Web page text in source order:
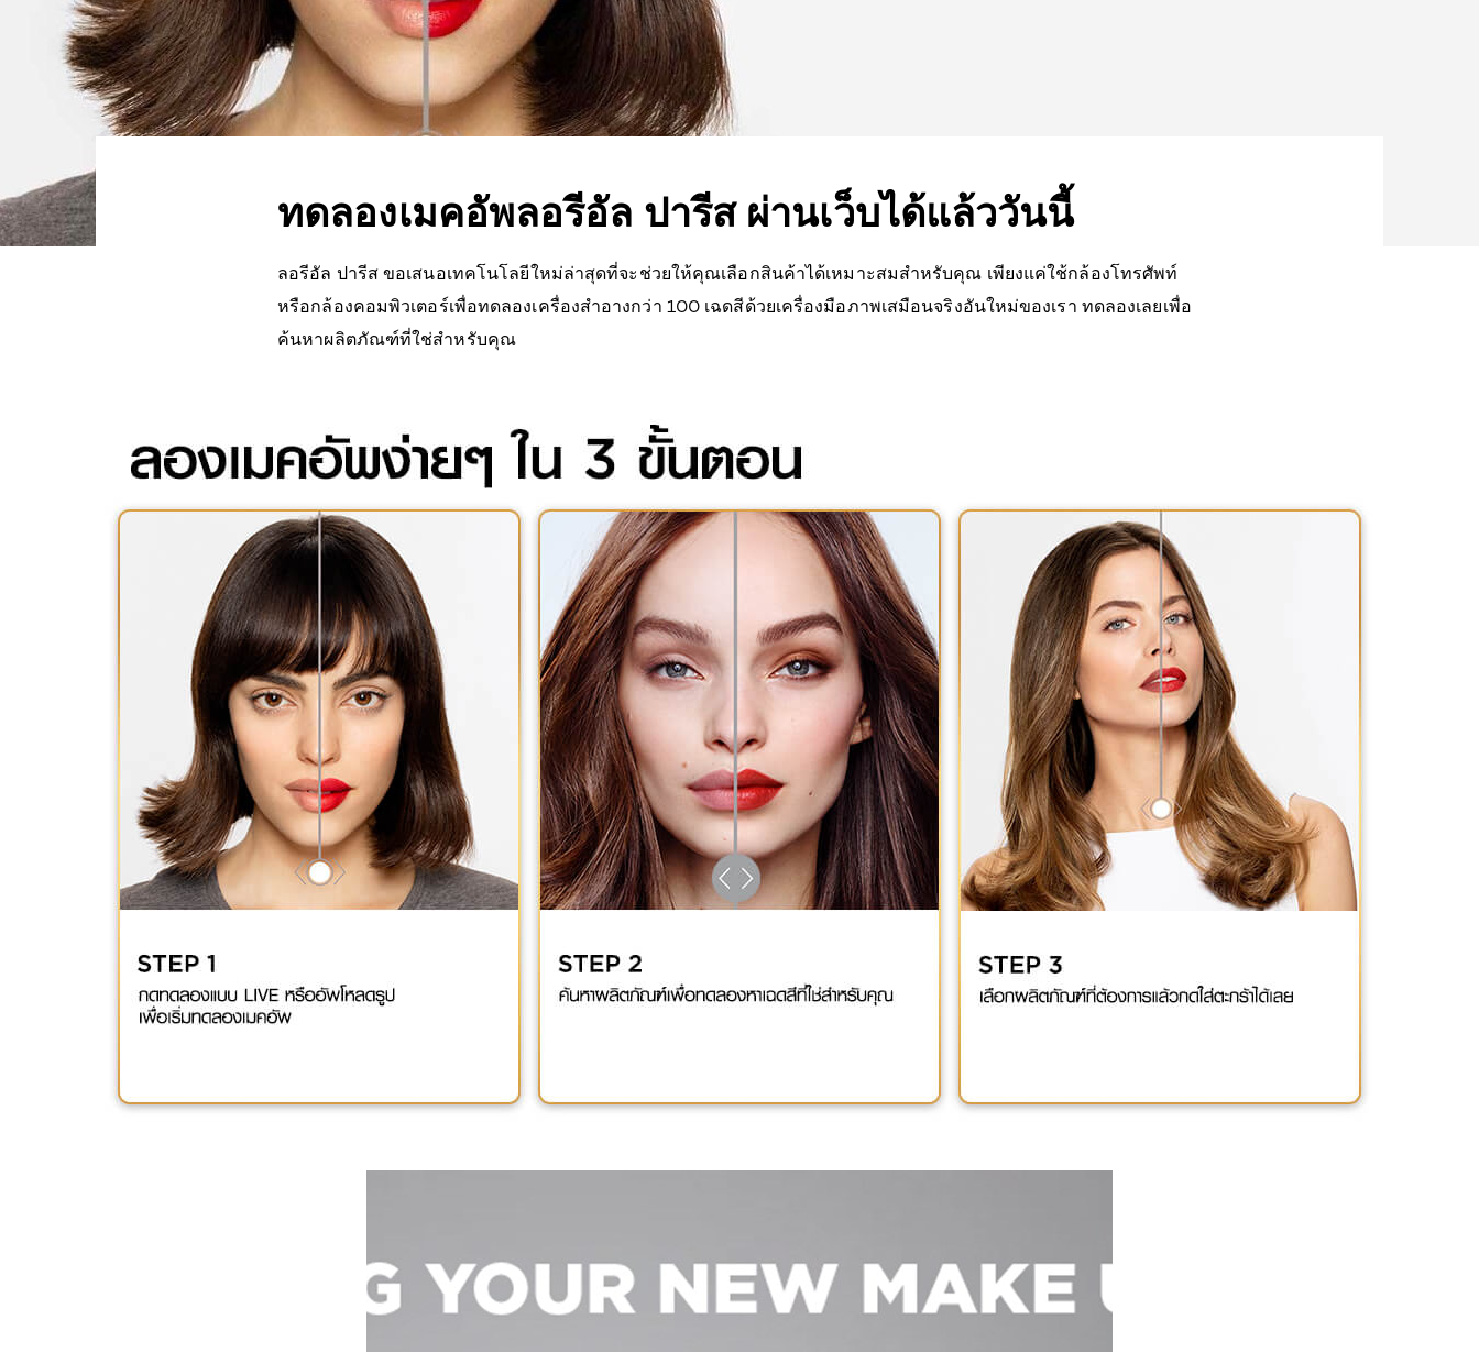
ทดลองเมคอัพลอรีอัล ปารีส ผ่านเว็บได้แล้ววันนี้
ลอรีอัล ปารีส ขอเสนอเทคโนโลยีใหม่ล่าสุดที่จะช่วยให้คุณเลือกสินค้าได้เหมาะสมสำหรับคุณ เพียงแค่ใช้กล้องโทรศัพท์
หรือกล้องคอมพิวเตอร์เพื่อทดลองเครื่องสำอางกว่า 100 เฉดสีด้วยเครื่องมือภาพเสมือนจริงอันใหม่ของเรา ทดลองเลยเพื่อ
ค้นหาผลิตภัณฑ์ที่ใช่สำหรับคุณ